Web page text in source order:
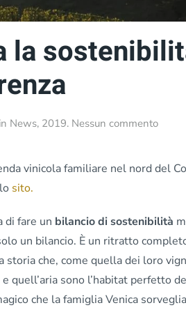
la
News, 2019. Nessun commentosu
&
è
e
vinicola familiare nel nord del
sito.
di fare un bilancio di sostenibilità
un bilancio. È un ritratto
che, come quella dei loro
quell’aria sono l’habitat perfetto
che la famiglia Venica